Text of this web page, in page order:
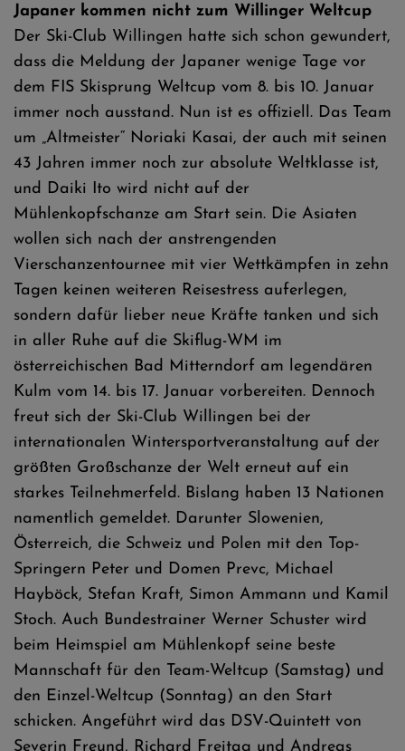
Japaner kommen nicht zum Willinger Weltcup
Der Ski-Club Willingen hatte sich schon gewundert,
dass die Meldung der Japaner wenige Tage vor
dem FIS Skisprung Weltcup vom 8. bis 10. Januar
immer noch ausstand. Nun ist es offiziell. Das Team
um „Altmeister“ Noriaki Kasai, der auch mit seinen
43 Jahren immer noch zur absolute Weltklasse ist,
und Daiki Ito wird nicht auf der
Mühlenkopfschanze am Start sein. Die Asiaten
wollen sich nach der anstrengenden
Vierschanzentournee mit vier Wettkämpfen in zehn
Tagen keinen weiteren Reisestress auferlegen,
sondern dafür lieber neue Kräfte tanken und sich
in aller Ruhe auf die Skiflug-WM im
österreichischen Bad Mitterndorf am legendären
Kulm vom 14. bis 17. Januar vorbereiten. Dennoch
freut sich der Ski-Club Willingen bei der
internationalen Wintersportveranstaltung auf der
größten Großschanze der Welt erneut auf ein
starkes Teilnehmerfeld. Bislang haben 13 Nationen
namentlich gemeldet. Darunter Slowenien,
Österreich, die Schweiz und Polen mit den Top-
Springern Peter und Domen Prevc, Michael
Hayböck, Stefan Kraft, Simon Ammann und Kamil
Stoch. Auch Bundestrainer Werner Schuster wird
beim Heimspiel am Mühlenkopf seine beste
Mannschaft für den Team-Weltcup (Samstag) und
den Einzel-Weltcup (Sonntag) an den Start
schicken. Angeführt wird das DSV-Quintett von
Severin Freund, Richard Freitag und Andreas